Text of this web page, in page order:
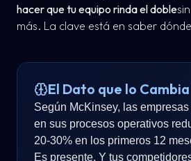
hacer que tu equipo rinda el doble
más. La clave está en saber
El Dato que lo
Según McKinsey, las
en sus procesos operativos
20-30% en los primeros 12
Es presente. Y tus